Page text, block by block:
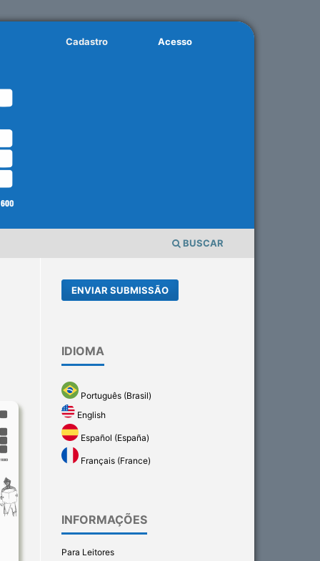
BUSCAR
Cadastro Acesso
ENVIAR SUBMISSÃO
IDIOMA
Português (Brasil)
English
Español (España)
Français (France)
INFORMAÇÕES
Para Leitores